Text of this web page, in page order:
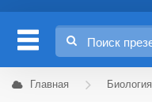
Главная Биология